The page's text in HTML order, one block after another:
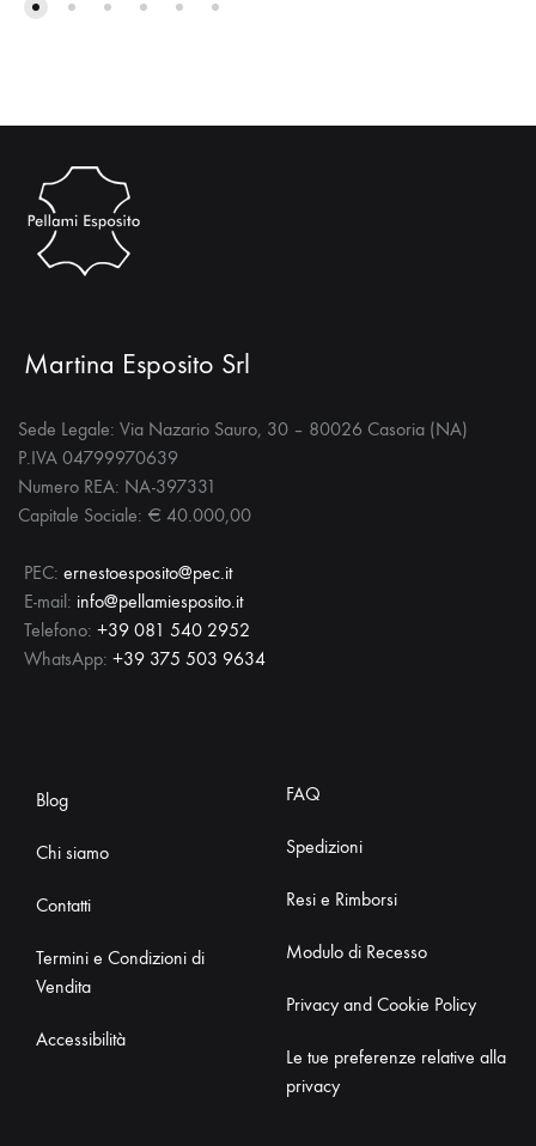
Martina Esposito Srl
Sede Legale: Via Nazario Sauro, 30 – 80026 Casoria (NA)
P.IVA 04799970639
Numero REA: NA-397331
Capitale Sociale: € 40.000,00
PEC: ernestoesposito@pec.it
E-mail: info@pellamiesposito.it
Telefono: +39 081 540 2952
WhatsApp: +39 375 503 9634
Blog
Chi siamo
Contatti
Termini e Condizioni di
Vendita
Accessibilità
FAQ
Spedizioni
Resi e Rimborsi
Modulo di Recesso
Privacy and Cookie Policy
Le tue preferenze relative alla
privacy